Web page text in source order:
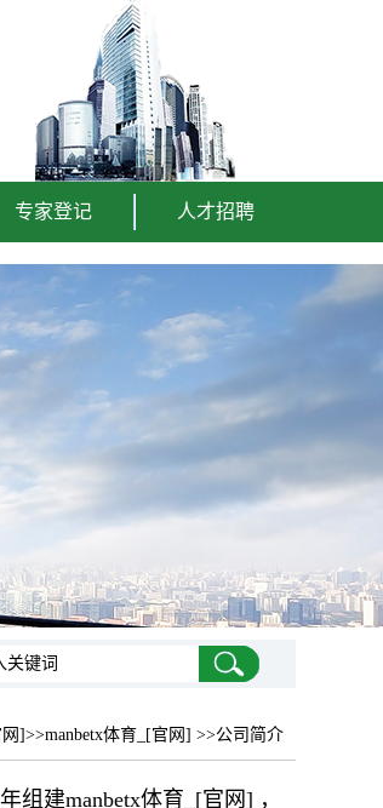
专家登记 人才招聘
]>>manbetx体育_[官网] >>公司简介
组建manbetx体育_[官网] ，